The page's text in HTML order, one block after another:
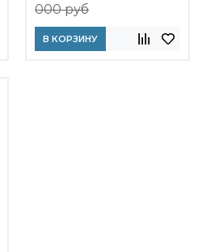
000 руб
В КОРЗИНУ